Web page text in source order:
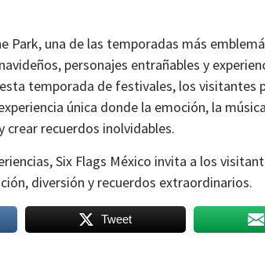
Park, una de las temporadas más
personajes entrañables y
temporada de festivales, los visitantes
única donde la emoción, la
crear recuerdos inolvidables.
Six Flags México invita a los
diversión y recuerdos extraordinarios.
Tweet